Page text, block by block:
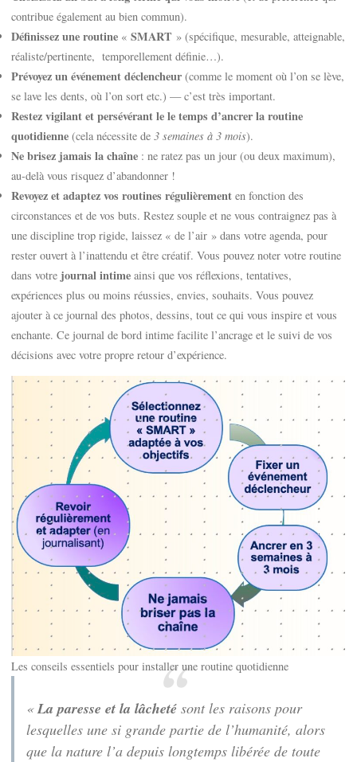
contribue également au bien commun).
Définissez une routine «SMART » (spécifique, mesurable, atteignable,
réaliste/pertinente, temporellement définie…).
Prévoyez un événement déclencheur(comme le moment où l’on se lève,
se lave les dents, où l’on sort etc.) — c’est très important.
Restez vigilant et persévérant le le temps d’ancrer la routine
quotidienne(cela nécessite de3 semaines à 3 mois).
Ne brisez jamais la chaîne : ne ratez pas un jour (ou deux maximum),
au-delà vous risquez d’abandonner !
Revoyez et adaptez vos routines régulièrement en fonction des
circonstances et de vos buts. Restez souple et ne vous contraignez pas à
une discipline trop rigide, laissez « de l’air » dans votre agenda, pour
rester ouvert à l’inattendu et être créatif. Vous pouvez noter votre routine
dans votre journal intime ainsi que vos réflexions, tentatives,
expériences plus ou moins réussies, envies, souhaits. Vous pouvez
ajouter à ce journal des photos, dessins, tout ce qui vous inspire et vous
enchante. Ce journal de bord intime facilite l’ancrage et le suivi de vos
décisions avec votre propre retour d’expérience.
Les conseils essentiels pour installer une routine quotidienne
«La paresse et la lâchetésont les raisons pour
lesquelles une si grande partie de l’humanité, alors
que la nature l’a depuis longtemps libérée de toute